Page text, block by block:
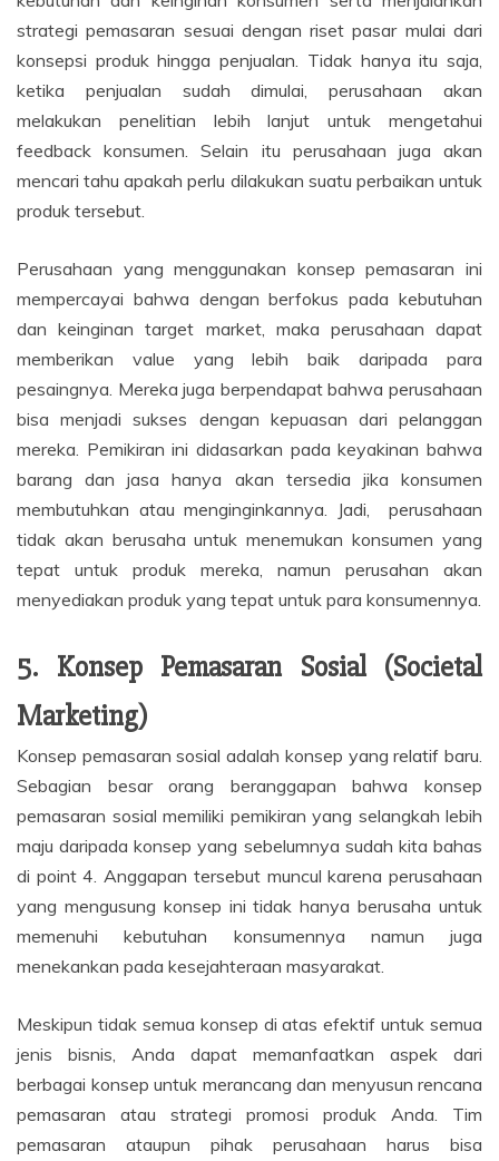
strategi pemasaran sesuai dengan riset pasar mulai dari
konsepsi produk hingga penjualan. Tidak hanya itu saja,
ketika penjualan sudah dimulai, perusahaan akan
melakukan penelitian lebih lanjut untuk mengetahui
feedback konsumen. Selain itu perusahaan juga akan
mencari tahu apakah perlu dilakukan suatu perbaikan untuk
produk tersebut.
Perusahaan yang menggunakan konsep pemasaran ini
mempercayai bahwa dengan berfokus pada kebutuhan
dan keinginan target market, maka perusahaan dapat
memberikan value yang lebih baik daripada para
pesaingnya. Mereka juga berpendapat bahwa perusahaan
bisa menjadi sukses dengan kepuasan dari pelanggan
mereka. Pemikiran ini didasarkan pada keyakinan bahwa
barang dan jasa hanya akan tersedia jika konsumen
membutuhkan atau menginginkannya. Jadi, perusahaan
tidak akan berusaha untuk menemukan konsumen yang
tepat untuk produk mereka, namun perusahan akan
menyediakan produk yang tepat untuk para konsumennya.
5. Konsep Pemasaran Sosial (Societal
Marketing)
Konsep pemasaran sosial adalah konsep yang relatif baru.
Sebagian besar orang beranggapan bahwa konsep
pemasaran sosial memiliki pemikiran yang selangkah lebih
maju daripada konsep yang sebelumnya sudah kita bahas
di point 4. Anggapan tersebut muncul karena perusahaan
yang mengusung konsep ini tidak hanya berusaha untuk
memenuhi kebutuhan konsumennya namun juga
menekankan pada kesejahteraan masyarakat.
Meskipun tidak semua konsep di atas efektif untuk semua
jenis bisnis, Anda dapat memanfaatkan aspek dari
berbagai konsep untuk merancang dan menyusun rencana
pemasaran atau strategi promosi produk Anda. Tim
pemasaran ataupun pihak perusahaan harus bisa